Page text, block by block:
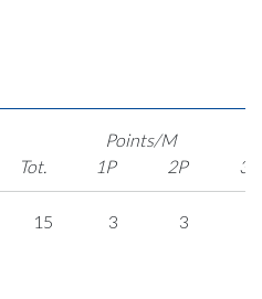
Points/M
Tot.
1P 2P 3P
15 3 3